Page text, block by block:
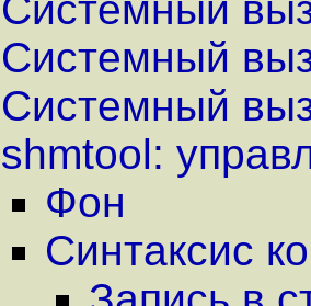
Системный
Системный
shmtool:
Фон
Синтаксис